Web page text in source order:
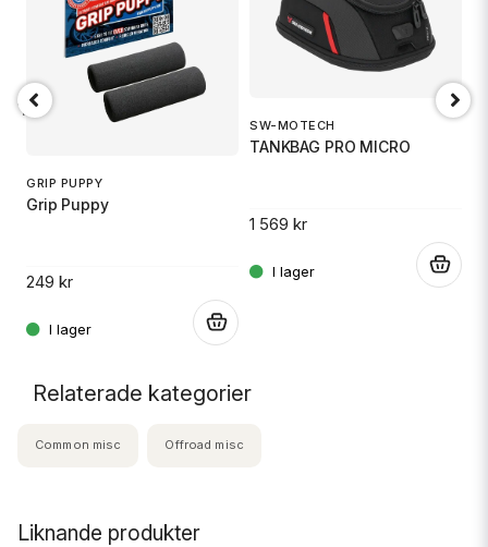
TR6
GRIP PUPPY
Grip Puppy
249 kr
SW-MOTECH
TANKBAG PRO MICRO
1 569 kr
Liknande produkter
Relaterade kategorier
Common misc Offroad misc